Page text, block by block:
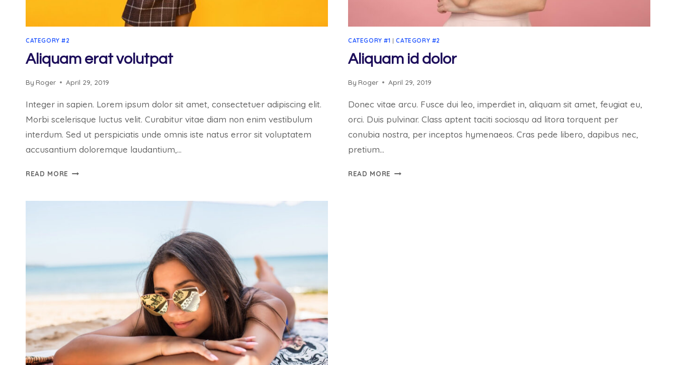
CATEGORY #2
Aliquam erat volutpat
By Roger April 29, 2019
Integer in sapien. Lorem ipsum dolor sit amet, consectetuer adipiscing elit.
Morbi scelerisque luctus velit. Curabitur vitae diam non enim vestibulum
interdum. Sed ut perspiciatis unde omnis iste natus error sit voluptatem
accusantium doloremque laudantium,…
READ MORE ALIQUAM
CATEGORY #1 |CATEGORY #2
Aliquam id dolor
By Roger April 29, 2019
Donec vitae arcu. Fusce dui leo, imperdiet in, aliquam sit amet, feugiat eu,
orci. Duis pulvinar. Class aptent taciti sociosqu ad litora torquent per
conubia nostra, per inceptos hymenaeos. Cras pede libero, dapibus nec,
pretium…
READ MORE ALIQUAM